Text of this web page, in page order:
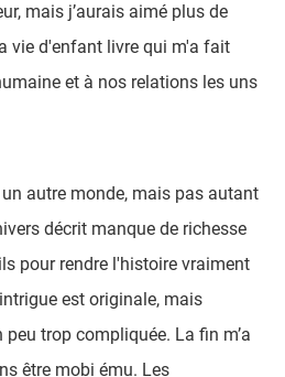
mais j’aurais aimé plus de
vie d'enfant livre qui m'a fait
et à nos relations les uns
autre monde, mais pas autant
décrit manque de richesse
pour rendre l'histoire vraiment
est originale, mais
peu trop compliquée. La fin m’a
être mobi ému. Les